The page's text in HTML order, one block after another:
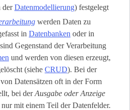
derDatenmodellierung) festgelegt
werden Daten zu
in Datenbanken oder in
Gegenstand der Verarbeitung
und werden von diesen erzeugt,
(siehe CRUD). Bei der
Datensätzen oft in der Form
bei derAusgabe oder Anzeige
mit einem Teil der Datenfelder.